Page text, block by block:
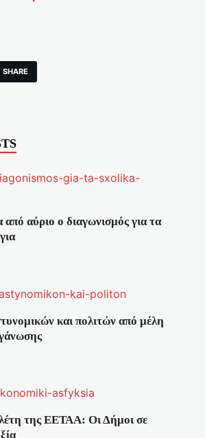
SHARE
αύριο ο διαγωνισμός για τα
και πολιτών από μέλη
της ΕΕΤΑΑ: Οι Δήμοι σε